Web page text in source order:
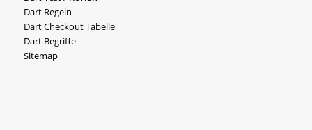
Dart Regeln
Dart Checkout Tabelle
Dart Begriffe
Sitemap